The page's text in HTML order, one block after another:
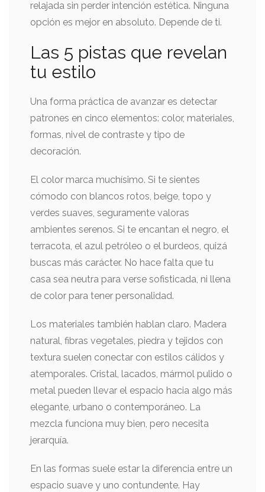
relajada sin perder intención estética. Ninguna
opción es mejor en absoluto. Depende de ti.
Las 5 pistas que revelan
tu estilo
Una forma práctica de avanzar es detectar
patrones en cinco elementos: color, materiales,
formas, nivel de contraste y tipo de
decoración.
El color marca muchísimo. Si te sientes
cómodo con blancos rotos, beige, topo y
verdes suaves, seguramente valoras
ambientes serenos. Si te encantan el negro, el
terracota, el azul petróleo o el burdeos, quizá
buscas más carácter. No hace falta que tu
casa sea neutra para verse sofisticada, ni llena
de color para tener personalidad.
Los materiales también hablan claro. Madera
natural, fibras vegetales, piedra y tejidos con
textura suelen conectar con estilos cálidos y
atemporales. Cristal, lacados, mármol pulido o
metal pueden llevar el espacio hacia algo más
elegante, urbano o contemporáneo. La
mezcla funciona muy bien, pero necesita
jerarquía.
En las formas suele estar la diferencia entre un
espacio suave y uno contundente. Hay